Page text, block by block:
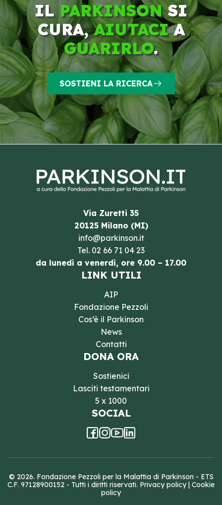
ILPARKINSONSI
CURA,AIUTACIA
GUARIRLO.
SOSTIENI LA RICERCA
Via Zuretti 35
20125 Milano (MI)
info@parkinson.it
Tel. 02 66 71 04 23
da lunedì a venerdì, ore 9.00 – 17.00
LINK UTILI
AIP
Fondazione Pezzoli
Cos’è il Parkinson
News
Contatti
DONA ORA
Sostienici
Lasciti testamentari
5 x 1000
SOCIAL
© 2026. Fondazione Pezzoli per la Malattia di Parkinson - ETS
C.F. 97128900152 - Tutti i diritti riservati. Privacy policy| Cookie
policy